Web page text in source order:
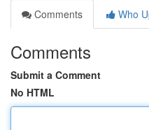
Comments
Who
Comments
Submit a Comment
No HTML